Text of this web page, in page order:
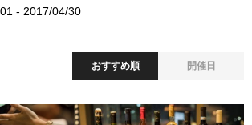
- 2017/04/30
開催日
おすすめ順